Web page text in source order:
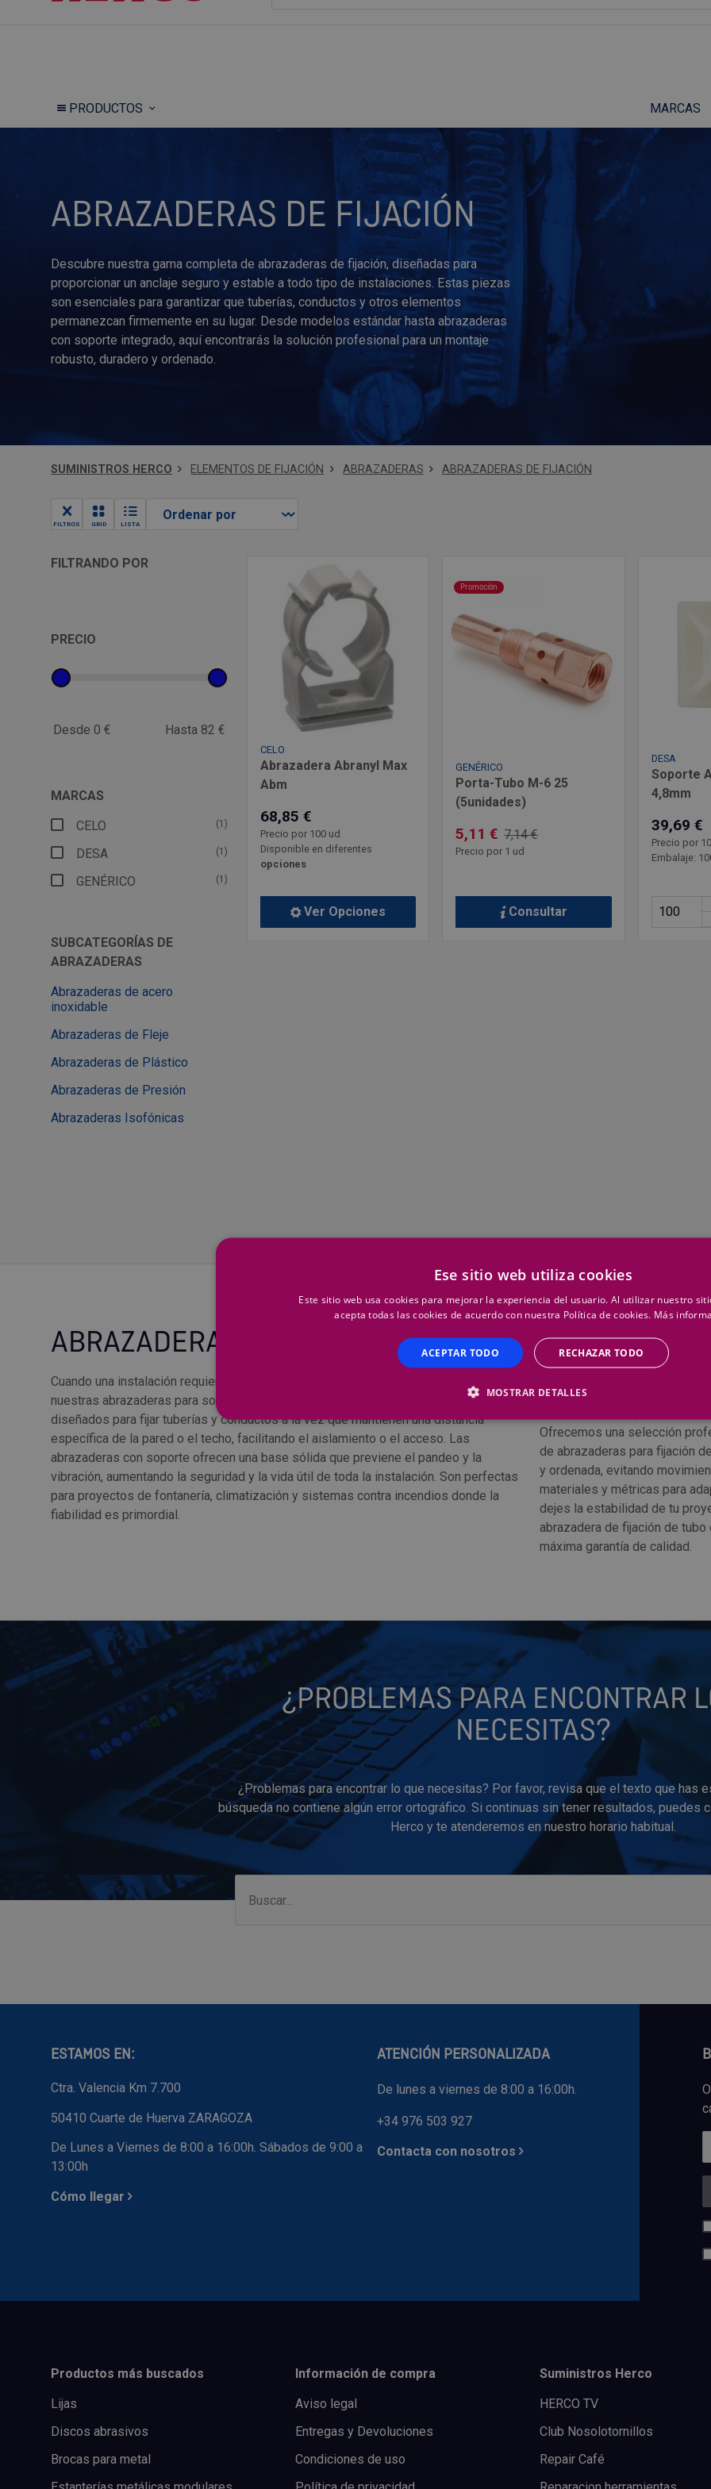
PRODUCTOS MARCAS
ABRAZADERAS DE FIJACIÓN
Descubre nuestra gama completa de abrazaderas de fijación, diseñadas para
proporcionar un anclaje seguro y estable a todo tipo de instalaciones. Estas piezas
son esenciales para garantizar que tuberías, conductos y otros elementos
permanezcan firmemente en su lugar. Desde modelos estándar hasta abrazaderas
con soporte integrado, aquí encontrarás la solución profesional para un montaje
robusto, duradero y ordenado.
SUMINISTROS HERCO ELEMENTOS DE FIJACIÓN ABRAZADERAS ABRAZADERAS DE FIJACIÓN
FILTROS GRID LISTA
FILTRANDO POR
PRECIO
Desde 0 € Hasta 82 €
MARCAS
CELO
(1)
DESA (1)
GENÉRICO (1)
SUBCATEGORÍAS DE
ABRAZADERAS
Abrazaderas de acero
inoxidable
Abrazaderas de Fleje
Abrazaderas de Plástico
Abrazaderas de Presión
Abrazaderas Isofónicas
CELO
Abrazadera Abranyl Max
Abm
68,85 €
Precio por 100 ud
Disponible en diferentes
opciones
Ver Opciones
Promoción
GENÉRICO
Porta-Tubo M-6 25
(5unidades)
5,11 € 7,14 €
Precio por 1 ud
Consultar
DESA
Soporte
4,8mm
39,69 €
Precio por
Embalaje:
ABRAZADERAS PARA SOPORTE
Cuando una instalación requiere no solo sujeción, sino también un soporte estructural,
nuestras abrazaderas para soporte son la elección ideal. Estos componentes están
diseñados para fijar tuberías y conductos a la vez que mantienen una distancia
específica de la pared o el techo, facilitando el aislamiento o el acceso. Las
abrazaderas con soporte ofrecen una base sólida que previene el pandeo y la
vibración, aumentando la seguridad y la vida útil de toda la instalación. Son perfectas
para proyectos de fontanería, climatización y sistemas contra incendios donde la
fiabilidad es primordial.
COMPRAR
FIJACIÓN
Si necesitas comprar
Ofrecemos una selección
de abrazaderas para fijación
y ordenada, evitando
materiales y métricas para
dejes la estabilidad de tu
abrazadera de fijación de
máxima garantía de calidad.
¿PROBLEMAS PARA ENCONTRAR
NECESITAS?
¿Problemas para encontrar lo que necesitas? Por favor, revisa que el texto que has
búsqueda no contiene algún error ortográfico. Si continuas sin tener resultados, puedes
Herco y te atenderemos en nuestro horario habitual.
ESTAMOS EN:
Ctra. Valencia Km 7.700
50410 Cuarte de Huerva ZARAGOZA
De Lunes a Viernes de 8:00 a 16:00h. Sábados de 9:00 a
13:00h
Cómo llegar
ATENCIÓN PERSONALIZADA
De lunes a viernes de 8:00 a 16:00h.
+34 976 503 927
Contacta con nosotros
Productos más buscados
Lijas
Discos abrasivos
Brocas para metal
Información de compra
Aviso legal
Entregas y Devoluciones
Condiciones de uso
Suministros Herco
HERCO TV
Club Nosolotornillos
Repair Café
Ese sitio web utiliza cookies
Este sitio web usa cookies para mejorar la experiencia del usuario. Al utilizar nuestro
acepta todas las cookies de acuerdo con nuestra Política de cookies. Más
ACEPTAR TODO RECHAZAR TODO
MOSTRAR DETALLES